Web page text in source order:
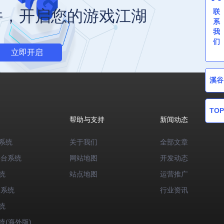
开启您的游戏江湖
立即开启
统
系统
统
(海外版)
帮助与支持
关于我们
网站地图
站点地图
新闻动态
全部文章
开发动态
运营推广
行业资讯
联
系
我
们
溪谷
TOP